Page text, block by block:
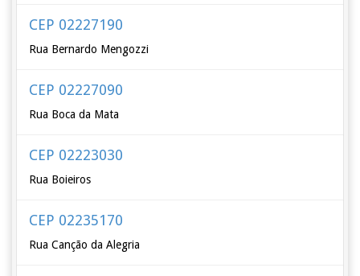
CEP 02227190
Rua Bernardo Mengozzi
CEP 02227090
Rua Boca da Mata
CEP 02223030
Rua Boieiros
CEP 02235170
Rua Canção da Alegria